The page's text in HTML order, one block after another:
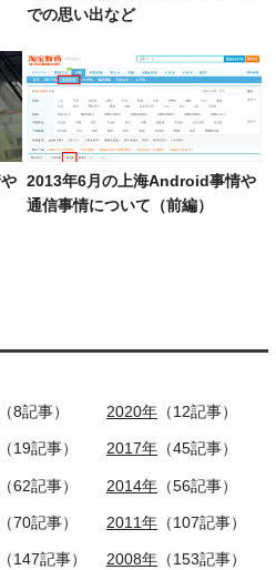
での思い出など
2013年6月の上海Android事情や
通信事情について（前編）
（8記事） 2020年 （12記事）
（19記事） 2017年 （45記事）
（62記事） 2014年 （56記事）
（70記事） 2011年 （107記事）
（147記事） 2008年 （153記事）